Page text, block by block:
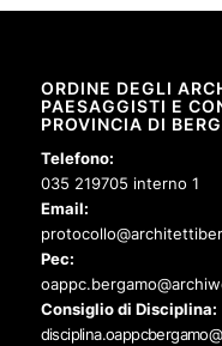
ORDINE DEGLI
PAESAGGISTI E
PROVINCIA DI
Telefono:
035 219705 interno 1
Email:
Pec:
Consiglio di Disciplina: